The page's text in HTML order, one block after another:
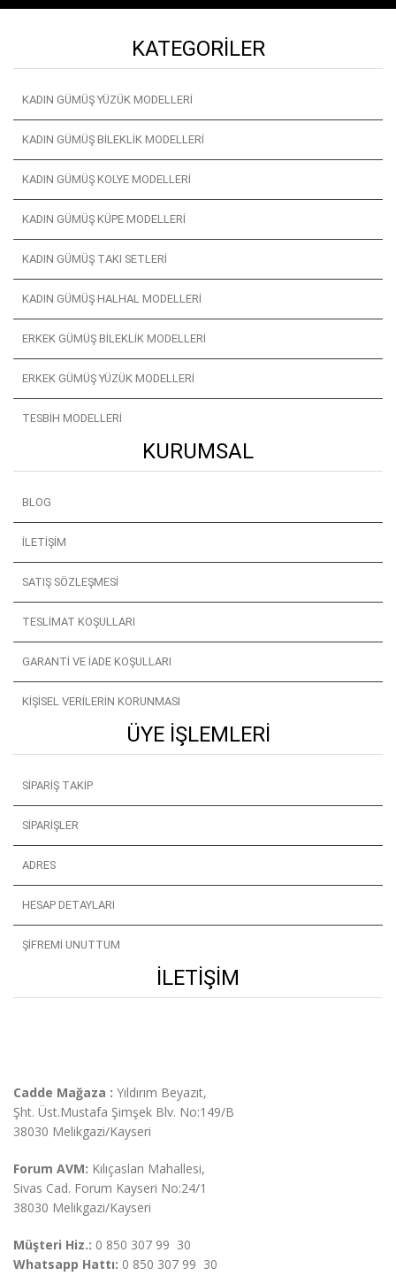
KATEGORILER
KADIN GÜMÜŞ YÜZÜK MODELLERI
KADIN GÜMÜŞ BILEKLIK MODELLERI
KADIN GÜMÜŞ KOLYE MODELLERI
KADIN GÜMÜŞ KÜPE MODELLERI
KADIN GÜMÜŞ TAKI SETLERI
KADIN GÜMÜŞ HALHAL MODELLERI
ERKEK GÜMÜŞ BILEKLIK MODELLERI
ERKEK GÜMÜŞ YÜZÜK MODELLERI
TESBIH MODELLERI
KURUMSAL
BLOG
İLETIŞIM
SATIŞ SÖZLEŞMESI
TESLIMAT KOŞULLARI
GARANTI VE İADE KOŞULLARI
KIŞISEL VERILERIN KORUNMASI
ÜYE İŞLEMLERI
SIPARIŞ TAKIP
SIPARIŞLER
ADRES
HESAP DETAYLARI
ŞIFREMI UNUTTUM
İLETIŞIM
Cadde Mağaza : Yıldırım Beyazıt,
Şht. Üst.Mustafa Şimşek Blv. No:149/B
38030 Melikgazi/Kayseri
Forum AVM: Kılıçaslan Mahallesi,
Sivas Cad. Forum Kayseri No:24/1
38030 Melikgazi/Kayseri
Müşteri Hiz.: 0 850 307 99 30
Whatsapp Hattı: 0 850 307 99 30